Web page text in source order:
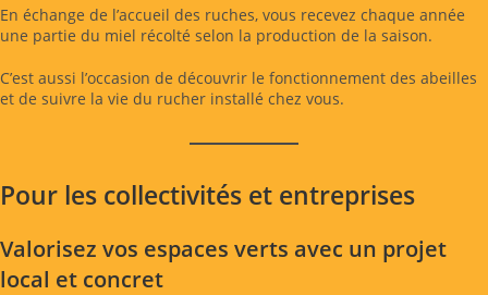
En échange de l’accueil des ruches, vous recevez chaque année
une partie du miel récolté selon la production de la saison.
C’est aussi l’occasion de découvrir le fonctionnement des abeilles
et de suivre la vie du rucher installé chez vous.
Pour les collectivités et entreprises
Valorisez vos espaces verts avec un projet
local et concret